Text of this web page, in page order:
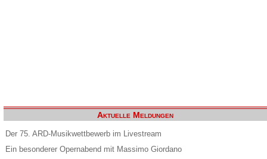
Aktuelle Meldungen
Der 75. ARD-Musikwettbewerb im Livestream
Ein besonderer Opernabend mit Massimo Giordano